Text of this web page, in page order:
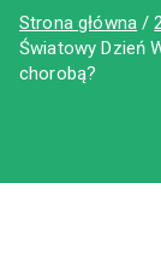
Strona główna
Światowy Dzień
chorobą?